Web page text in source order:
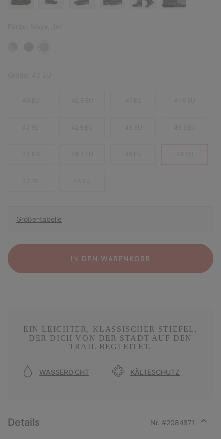
Größentabelle
IN DEN WARENKORB
EIN LEICHTER, KLASSISCHER STIEFEL,
DER DICH VON DER STADT AUF DEN
TRAIL BEGLEITET.
WASSERDICHT KÄLTESCHUTZ
Details Nr. #2084871